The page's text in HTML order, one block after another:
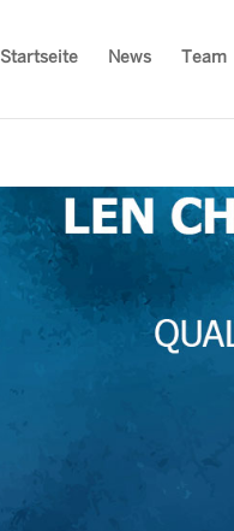
Startseite News Team